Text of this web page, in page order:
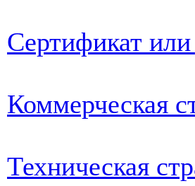
Сертификат
Коммерческая
Техническая